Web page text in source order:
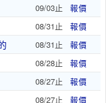
09/03止 報價
08/31止 報價
08/31止 報價
08/28止 報價
08/27止 報價
08/27止 報價